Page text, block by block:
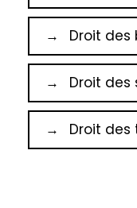
Droit des
Droit des
Droit